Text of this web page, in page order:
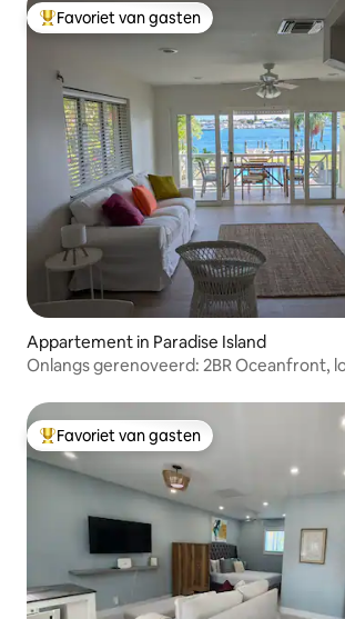
Topfavoriet van gasten
Favoriet van gasten
Appartement in Paradise Island
Onlangs gerenoveerd: 2BR Oceanfront,
Topfavoriet van gasten
Favoriet van gasten